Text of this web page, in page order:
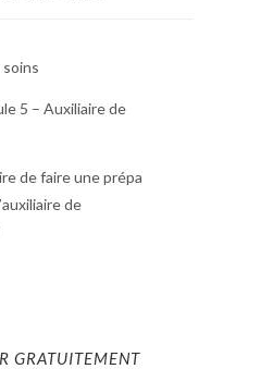
5 – Auxiliaire de
de faire une prépa
de
GRATUITEMENT